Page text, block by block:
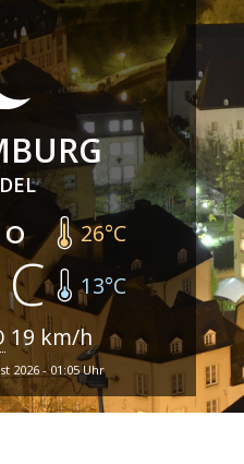
26°C
13°C
19 km/h
2026 - 01:05 Uhr